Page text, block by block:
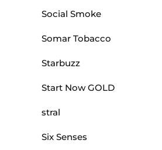
Social Smoke
Somar Tobacco
Starbuzz
Start Now GOLD
stral
Six Senses